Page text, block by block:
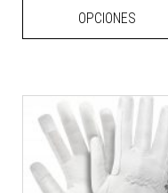
OPCIONES